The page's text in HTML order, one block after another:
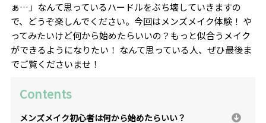
ぁ…」なんて思っているハードルをぶち壊していきますの
で、どうぞ楽しんでください。今回はメンズメイク体験！ や
ってみたいけど何から始めたらいいの？もっと似合うメイク
ができるようになりたい！ なんて思っている人、ぜひ最後ま
でご覧くださいませ！
Contents
メンズメイク初心者は何から始めたらいい？